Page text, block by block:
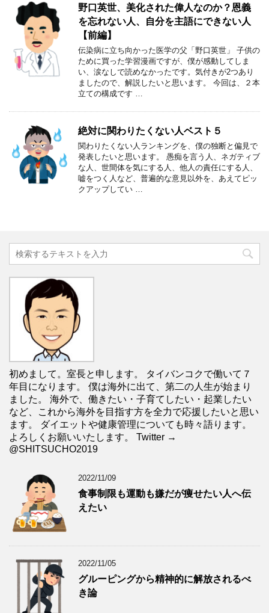
野口英世、美化された偉人なのか？恩義
を忘れない人、自分を主語にできない人
【前編】
伝染病に立ち向かった医学の父「野口英世」 子供の
ために買った学習漫画ですが、僕が感動してしま
い、涙なしで読めなかったです。気付きが2つあり
ましたので、解説したいと思います。 今回は、２本
立ての構成です …
絶対に関わりたくない人ベスト５
関わりたくない人ランキングを、僕の独断と偏見で
発表したいと思います。 愚痴を言う人、ネガティブ
な人、世間体を気にする人、他人の責任にする人、
嘘をつく人など、普遍的な意見以外を、あえてピッ
クアップしてい …
初めまして。室長と申します。 タイバンコクで働いて７
年目になります。 僕は海外に出て、第二の人生が始まり
ました。 海外で、働きたい・子育てしたい・起業したい
など、これから海外を目指す方を全力で応援したいと思い
ます。 ダイエットや健康管理についても時々語ります。
よろしくお願いいたします。 Twitter →
@SHITSUCHO2019
2022/11/09
食事制限も運動も嫌だが痩せたい人へ伝
えたい
2022/11/05
グルーピングから精神的に解放されるべ
き論